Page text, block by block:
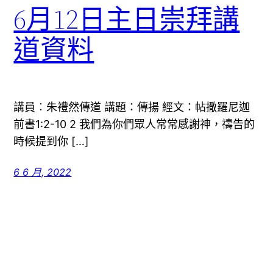
6月12日主日崇拜講
道資料
講員︰朱禮然傳道 講題：傳揚 經文：帖撒羅尼迦
前書1:2-10 2 我們為你們眾人常常感謝神，禱告的
時候提到你 […]
6 6 月, 2022